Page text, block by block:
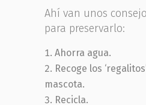
Ahí van unos
para preservarlo:
Ahorra agua.
Recoge los
mascota.
Recicla.